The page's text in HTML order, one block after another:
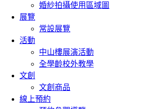
婚紗拍攝使用區域圖
展覽
常設展覽
活動
中山樓展演活動
全學齡校外教學
文創
文創商品
線上預約